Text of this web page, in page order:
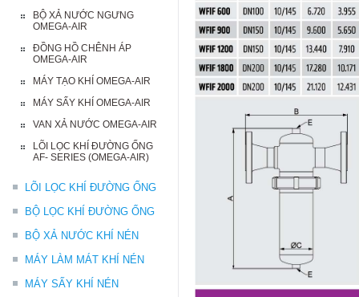
BỘ XẢ NƯỚC NGƯNG
OMEGA-AIR
ĐỒNG HỒ CHÊNH ÁP
OMEGA-AIR
MÁY TẠO KHÍ OMEGA-AIR
MÁY SẤY KHÍ OMEGA-AIR
VAN XẢ NƯỚC OMEGA-AIR
LÕI LỌC KHÍ ĐƯỜNG ỐNG
AF- SERIES (OMEGA-AIR)
LÕI LỌC KHÍ ĐƯỜNG ỐNG
BỘ LỌC KHÍ ĐƯỜNG ỐNG
BỘ XẢ NƯỚC KHÍ NÉN
MÁY LÀM MÁT KHÍ NÉN
MÁY SẤY KHÍ NÉN